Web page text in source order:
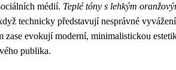
médií. Teplé tóny s lehkým
technicky představují nesprávné
zase evokují moderní, minimalistickou
publika.